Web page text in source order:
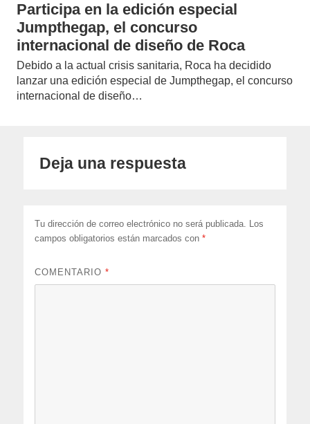
Participa en la edición especial
Jumpthegap, el concurso
internacional de diseño de Roca
Debido a la actual crisis sanitaria, Roca ha decidido
lanzar una edición especial de Jumpthegap, el concurso
internacional de diseño…
Deja una respuesta
Tu dirección de correo electrónico no será publicada. Los
campos obligatorios están marcados con*
COMENTARIO*